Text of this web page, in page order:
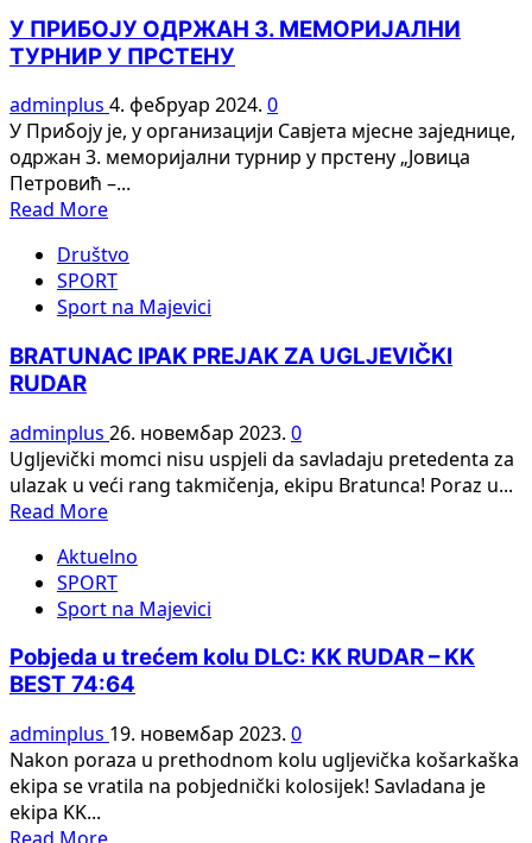
Za
Mladena
sport
više
od
fizičke
aktivnosti
У ПРИБОЈУ ОДРЖАН 3. МЕМОРИЈАЛНИ
ТУРНИР У ПРСТЕНУ
adminplus 4. фебруар 2024. 0
У Прибоју је, у организацији Савјета мјесне заједнице,
одржан 3. меморијални турнир у прстену „Јовица
Петровић –...
Read MoreRead
about
У
ПРИБОЈУ
3.
У
ПРСТЕНУ
Društvo
SPORT
Sport na Majevici
BRATUNAC IPAK PREJAK ZA UGLJEVIČKI
RUDAR
adminplus 26. новембар 2023. 0
Ugljevički momci nisu uspjeli da savladaju pretedenta za
ulazak u veći rang takmičenja, ekipu Bratunca! Poraz u...
Read MoreRead
about
BRATUNAC
IPAK
PREJAK
ZA
UGLJEVIČKI
Aktuelno
SPORT
Sport na Majevici
Pobjeda u trećem kolu DLC: KK RUDAR – KK
BEST 74:64
adminplus 19. новембар 2023. 0
Nakon poraza u prethodnom kolu ugljevička košarkaška
ekipa se vratila na pobjednički kolosijek! Savladana je
ekipa KK...
Read